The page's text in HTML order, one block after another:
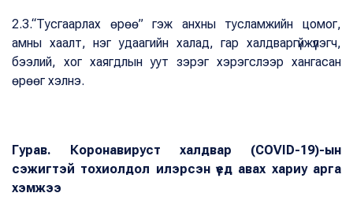
2.3.“Тусгаарлах өрөө” гэж анхны тусламжийн цомог,
амны хаалт, нэг удаагийн халад, гар халдваргүйжүүлэгч,
бээлий, хог хаягдлын уут зэрэг хэрэгслээр хангасан
өрөөг хэлнэ.
Гурав. Коронавируст халдвар (COVID-19)-ын
сэжигтэй тохиолдол илэрсэн үед авах хариу арга
хэмжээ